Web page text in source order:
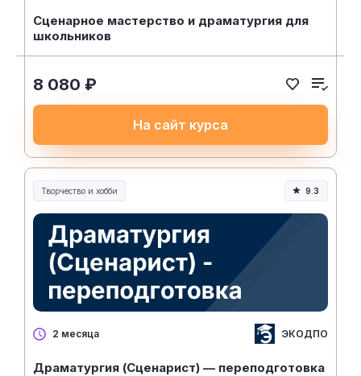
Сценарное мастерство и драматургия для
школьников
8 080 ₽
На сайт курса
Творчество и хобби
Творчество, контент и хобби
9.3
2 месяца ЭКОДПО
Драматургия (Сценарист) — переподготовка